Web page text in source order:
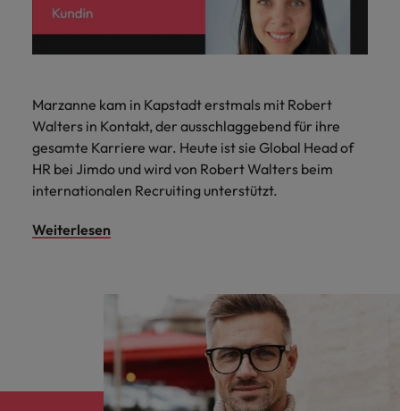
Marzanne kam in Kapstadt erstmals mit Robert
Walters in Kontakt, der ausschlaggebend für ihre
gesamte Karriere war. Heute ist sie Global Head of
HR bei Jimdo und wird von Robert Walters beim
internationalen Recruiting unterstützt.
Weiterlesen